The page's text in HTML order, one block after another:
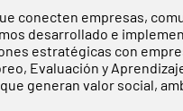
conecten empresas,
desarrollado e
estratégicas con
Evaluación y
generan valor social,